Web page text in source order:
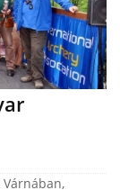
Várnában,